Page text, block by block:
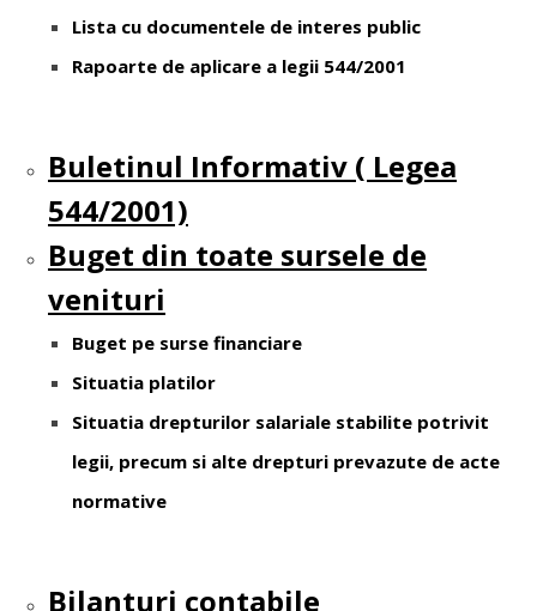
Lista cu documentele de interes public
Rapoarte de aplicare a legii 544/2001
Buletinul Informativ ( Legea
544/2001)
Buget din toate sursele de
venituri
Buget pe surse financiare
Situatia platilor
Situatia drepturilor salariale stabilite potrivit
legii, precum si alte drepturi prevazute de acte
normative
Bilanturi contabile